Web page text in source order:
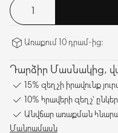
Առաքում 10 դրամ-ից։
Դարձիր Մասնակից,
15% զեղչի իրավունք
10% հրավերի զեղչ՝
Անվճար առաքման
Մանրամասն